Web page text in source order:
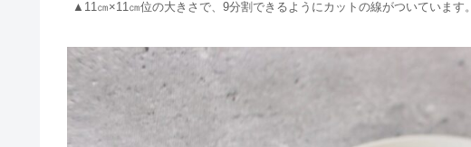
▲11㎝×11㎝位の大きさで、9分割できるようにカットの線がついています。